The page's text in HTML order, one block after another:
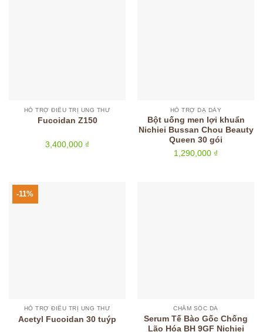
HỖ TRỢ ĐIỀU TRỊ UNG THƯ
Fucoidan Z150
3,400,000 ₫
HỖ TRỢ DẠ DÀY
Bột uống men lợi khuẩn
Nichiei Bussan Chou Beauty
Queen 30 gói
1,290,000 ₫
-11%
HỖ TRỢ ĐIỀU TRỊ UNG THƯ
Acetyl Fucoidan 30 tuýp
CHĂM SÓC DA
Serum Tế Bào Gốc Chống
Lão Hóa BH 9GF Nichiei